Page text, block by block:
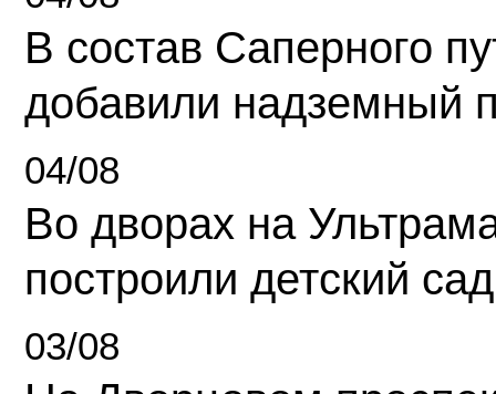
В состав Саперного
добавили надземный
04/08
Во дворах на
построили детский сад
03/08